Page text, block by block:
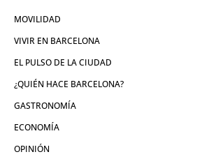
MOVILIDAD
VIVIR EN BARCELONA
EL PULSO DE LA CIUDAD
¿QUIÉN HACE BARCELONA?
GASTRONOMÍA
ECONOMÍA
OPINIÓN